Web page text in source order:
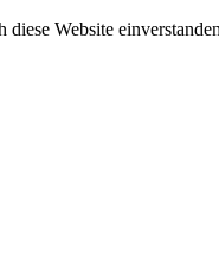
diese Website